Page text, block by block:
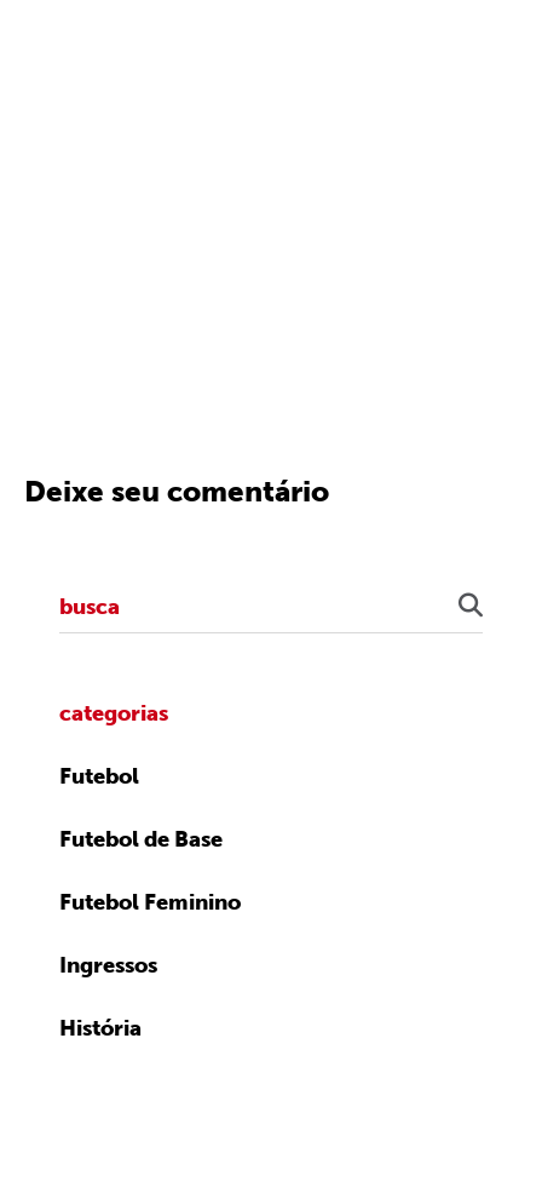
Deixe seu comentário
categorias
Futebol
Futebol de Base
Futebol Feminino
Ingressos
História